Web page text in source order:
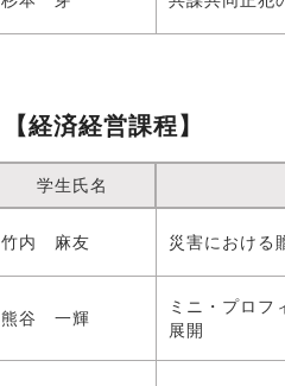
【経済経営課程】
学生氏名
竹内 麻友 災害における
熊谷 一輝
ミニ・プロフ
展開